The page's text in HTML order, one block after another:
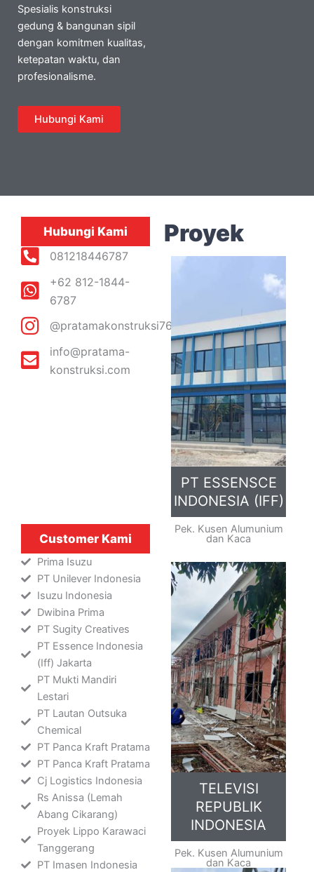
Spesialis konstruksi
gedung & bangunan sipil
dengan komitmen kualitas,
ketepatan waktu, dan
profesionalisme.
Hubungi Kami
Hubungi Kami
081218446787
+62 812-1844-
6787
@pratamakonstruksi76
info@pratama-
konstruksi.com
Customer Kami
Prima Isuzu
PT Unilever Indonesia
Isuzu Indonesia
Dwibina Prima
PT Sugity Creatives
PT Essence Indonesia
(Iff) Jakarta
PT Mukti Mandiri
Lestari
PT Lautan Outsuka
Chemical
PT Panca Kraft Pratama
PT Panca Kraft Pratama
Cj Logistics Indonesia
Rs Anissa (Lemah
Abang Cikarang)
Proyek Lippo Karawaci
Tanggerang
PT Imasen Indonesia
Proyek
PT ESSENSCE
INDONESIA (IFF)
Pek. Kusen Alumunium
dan Kaca
TELEVISI
REPUBLIK
INDONESIA
Pek. Kusen Alumunium
dan Kaca